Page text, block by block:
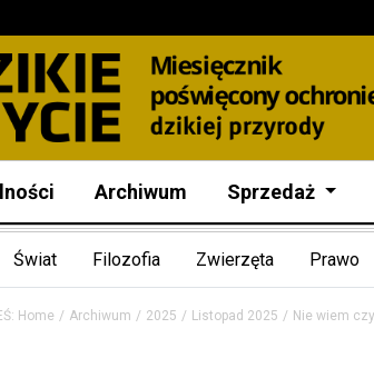
Archiwum Sprzedaż
Świat Filozofia Zwierzęta Prawo
Home Archiwum 2025 Listopad 2025 Nie wiem